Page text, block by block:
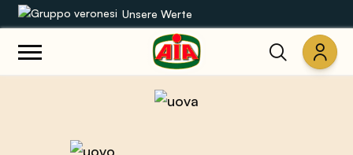
Unsere Werte
Unsere Sortimente